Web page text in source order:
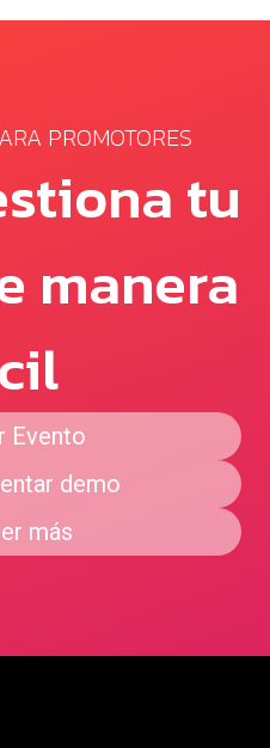
PROMOTORES
tu
manera
Evento
demo
más